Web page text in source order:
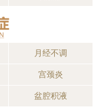
月经不调
宫颈炎
盆腔积液